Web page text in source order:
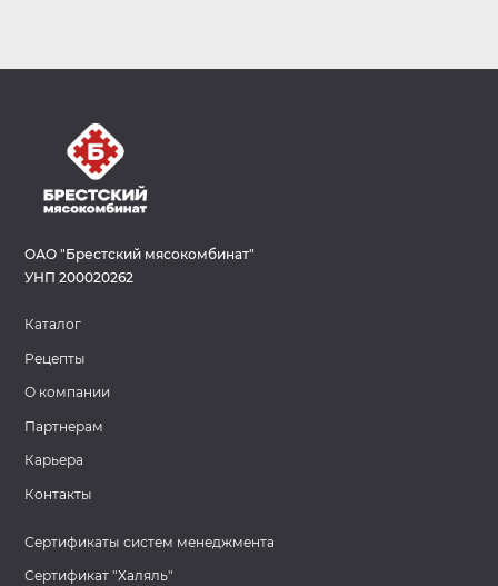
ОАО "Брестский мясокомбинат"
УНП 200020262
Каталог
Рецепты
О компании
Партнерам
Карьера
Контакты
Сертификаты систем менеджмента
Сертификат "Халяль"